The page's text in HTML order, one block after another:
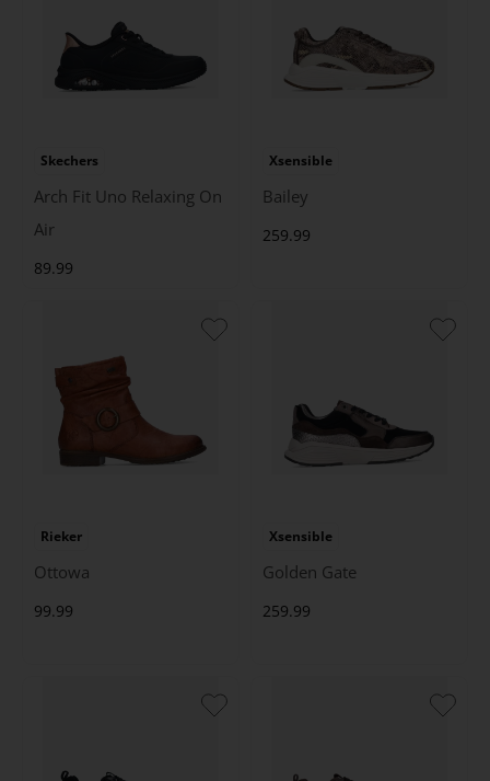
Skechers
Arch Fit Uno Relaxing On
Air
89.99
Xsensible
Bailey
259.99
Rieker
Ottowa
99.99
Xsensible
Golden Gate
259.99